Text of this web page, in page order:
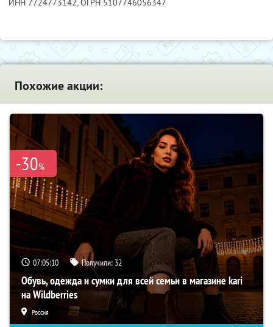
ИНН 7724773142, ОГРН 5107746056347
Похожие акции:
-30%
07:05:09 Получили: 32
Обувь, одежда и сумки для всей семьи в магазине kari
на Wildberries
Россия